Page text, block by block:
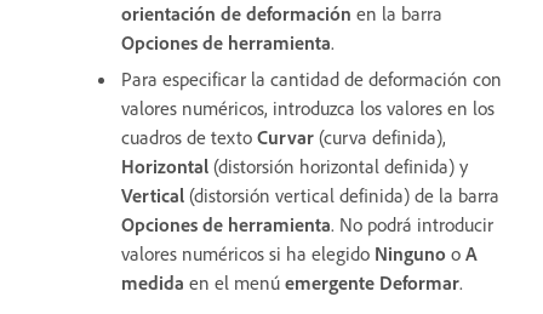
orientación de deformación en la barra
Opciones de herramienta.
Para especificar la cantidad de deformación con
valores numéricos, introduzca los valores en los
cuadros de texto Curvar (curva definida),
Horizontal (distorsión horizontal definida) y
Vertical (distorsión vertical definida) de la barra
Opciones de herramienta. No podrá introducir
valores numéricos si ha elegido Ninguno o A
medida en el menú emergente Deformar.